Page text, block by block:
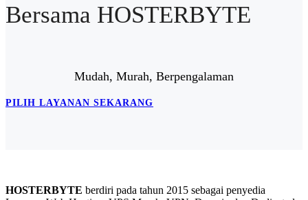
Bersama HOSTERBYTE
Mudah, Murah, Berpengalaman
PILIH LAYANAN SEKARANG
HOSTERBYTE berdiri pada tahun 2015 sebagai penyedia